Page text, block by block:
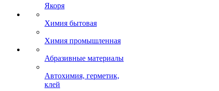
Якоря
Химия бытовая
Химия промышленная
Абразивные материалы
Автохимия, герметик,
клей